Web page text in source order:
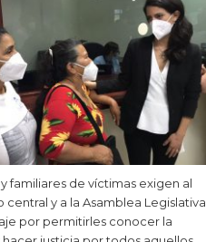
familiares de víctimas exigen al
central y a la Asamblea Legislativa
por permitirles conocer la